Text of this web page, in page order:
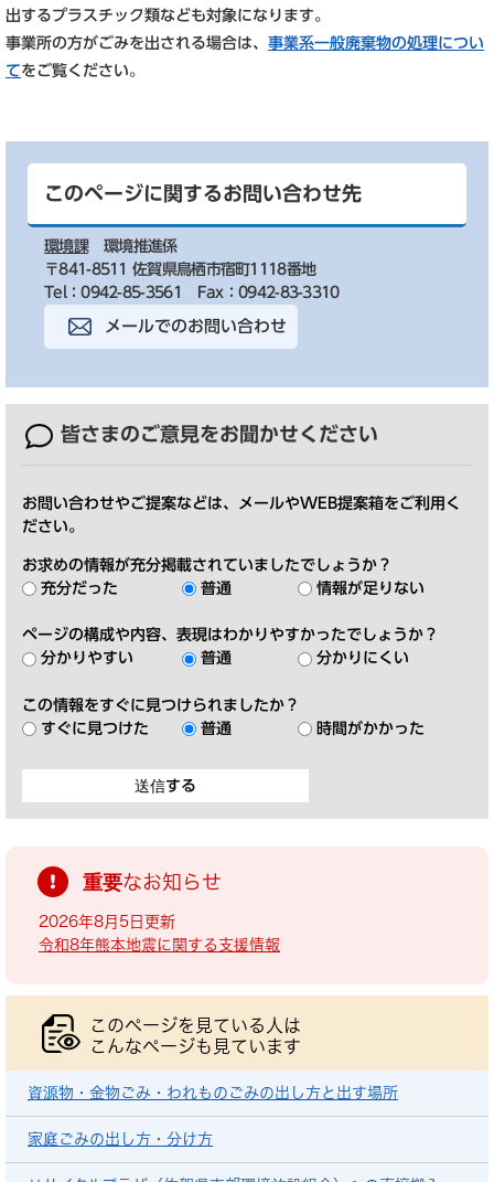
出するプラスチック類なども対象になります。
事業所の方がごみを出される場合は、 事業系一般廃棄物の処理につい
てをご覧ください。
このページに関するお問い合わせ先
環境課
環境推進係
〒841-8511 佐賀県鳥栖市宿町1118番地
Tel：0942-85-3561
Fax：0942-83-3310
メールでのお問い合わせ
皆さまのご意見をお聞かせください
お問い合わせやご提案などは、メールやWEB提案箱をご利用く
ださい。
お求めの情報が充分掲載されていましたでしょうか？
充分だった
普通 情報が足りない
ページの構成や内容、表現はわかりやすかったでしょうか？
分かりやすい
普通 分かりにくい
この情報をすぐに見つけられましたか？
すぐに見つけた
普通 時間がかかった
重要なお知らせ
2026年8月5日更新
令和8年熊本地震に関する支援情報
このページを見ている人は
こんなページも見ています
資源物・金物ごみ・われものごみの出し方と出す場所
家庭ごみの出し方・分け方